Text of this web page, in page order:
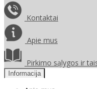
Kontaktai
Apie mus
Pirkimo sąlygos ir
Informacija